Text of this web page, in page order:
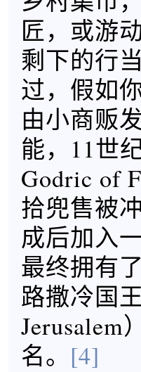
匠，或游
剩下的行
过，假如
由小商贩
能，11世
Godric of
拾兜售被
成后加入
最终拥有
路撒冷国
Jerusalem
名。 [4]